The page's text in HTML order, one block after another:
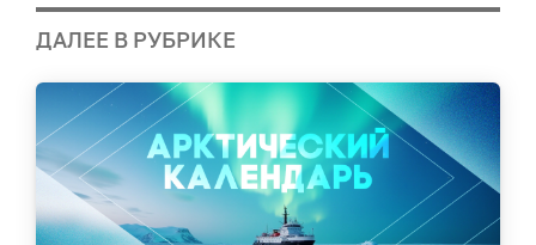
ДАЛЕЕ В РУБРИКЕ